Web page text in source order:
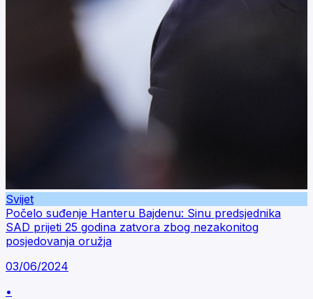
Svijet
Počelo suđenje Hanteru Bajdenu: Sinu predsjednika
SAD prijeti 25 godina zatvora zbog nezakonitog
posjedovanja oružja
03/06/2024
•